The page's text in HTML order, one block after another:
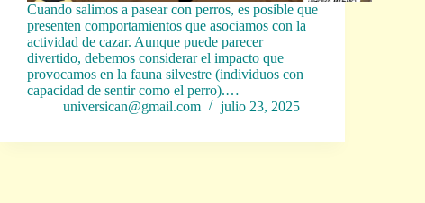
Cuando salimos a pasear con perros, es posible que
presenten comportamientos que asociamos con la
actividad de cazar. Aunque puede parecer
divertido, debemos considerar el impacto que
provocamos en la fauna silvestre (individuos con
capacidad de sentir como el perro).…
universican@gmail.com
julio 23, 2025